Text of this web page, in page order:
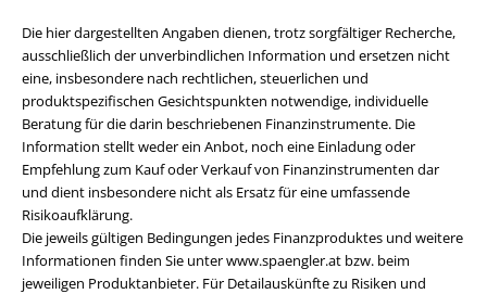
Die hier dargestellten Angaben dienen, trotz sorgfältiger Recherche,
ausschließlich der unverbindlichen Information und ersetzen nicht
eine, insbesondere nach rechtlichen, steuerlichen und
produktspezifischen Gesichtspunkten notwendige, individuelle
Beratung für die darin beschriebenen Finanzinstrumente. Die
Information stellt weder ein Anbot, noch eine Einladung oder
Empfehlung zum Kauf oder Verkauf von Finanzinstrumenten dar
und dient insbesondere nicht als Ersatz für eine umfassende
Risikoaufklärung.
Die jeweils gültigen Bedingungen jedes Finanzproduktes und weitere
Informationen finden Sie unter www.spaengler.at bzw. beim
jeweiligen Produktanbieter. Für Detailauskünfte zu Risiken und